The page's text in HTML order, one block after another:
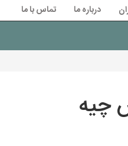
درباره ما تماس با ما
چیه